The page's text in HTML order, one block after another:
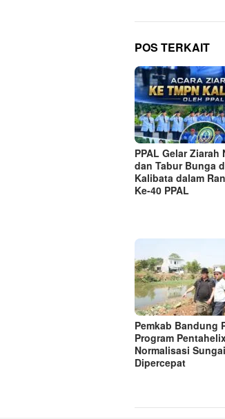
POS TERKAIT
PPAL Gelar Ziarah
dan Tabur Bunga
Kalibata dalam
Ke-40 PPAL
Pemkab Bandung
Program
Normalisasi
Dipercepat